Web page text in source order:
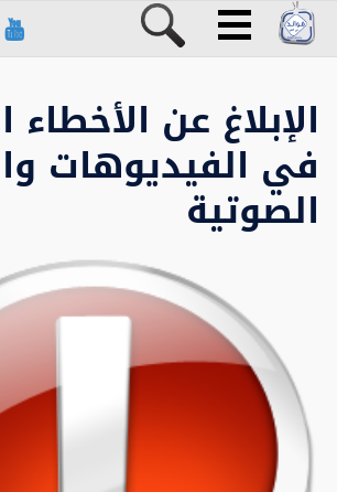
الإبلاغ عن الأخطاء
في الفيديوهات
الصوتية